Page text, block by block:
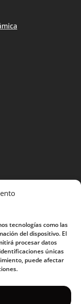
tecnologías como las
del dispositivo. El
procesar datos
únicas
puede afectar